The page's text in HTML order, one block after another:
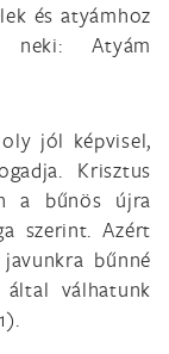
és atyámhoz
Atyám
jól képvisel,
Krisztus
a bűnös újra
szerint. Azért
bűnné
válhatunk